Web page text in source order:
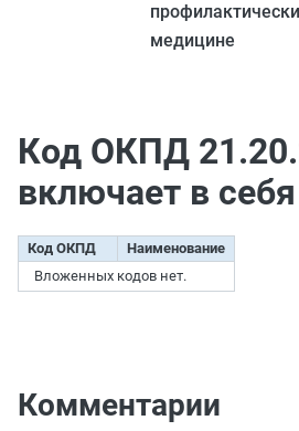
медицине
Код ОКПД
включает в себя
Код ОКПД
Наименование
Вложенных кодов нет.
Комментарии